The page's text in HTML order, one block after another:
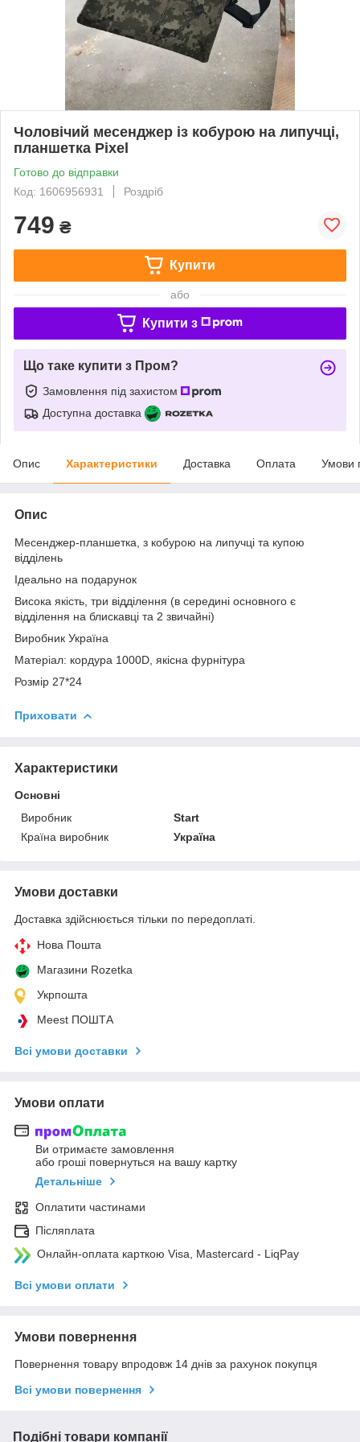
Чоловічий месенджер із кобурою на липучці,
планшетка Pixel
Готово до відправки
Код: 1606956931
Роздріб
749 ₴
Купити
або
Купити з
Що таке купити з Пром?
Замовлення під захистом
Доступна доставка
Опис Характеристики Доставка Оплата Умови
Опис
Месенджер-планшетка, з кобурою на липучці та купою
відділень
Ідеально на подарунок
Висока якість, три відділення (в середині основного є
відділення на блискавці та 2 звичайні)
Виробник Україна
Матеріал: кордура 1000D, якісна фурнітура
Розмір 27*24
Приховати
Характеристики
Основні
Виробник
Start
Країна виробник
Україна
Умови доставки
Доставка здійснюється тільки по передоплаті.
Нова Пошта
Магазини Rozetka
Укрпошта
Meest ПОШТА
Всі умови доставки
Умови оплати
Ви отримаєте замовлення
або гроші повернуться на вашу картку
Детальніше
Оплатити частинами
Післяплата
Онлайн-оплата карткою Visa, Mastercard - LiqPay
Всі умови оплати
Умови повернення
Повернення товару впродовж 14 днів за рахунок покупця
Всі умови повернення
Подібні товари компанії